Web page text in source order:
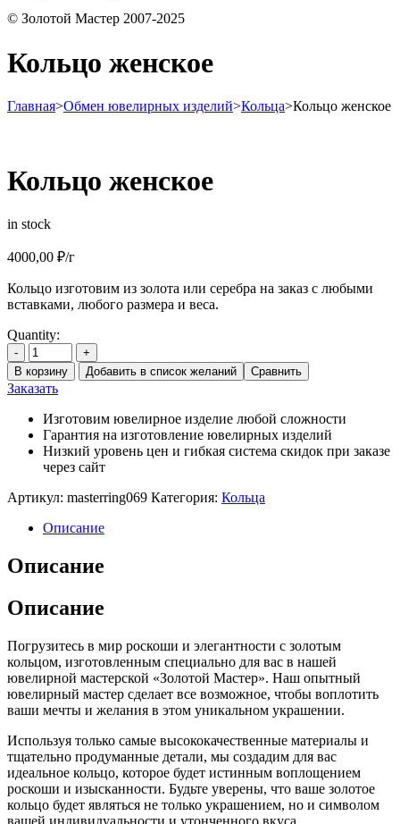
© Золотой Мастер 2007-2025
Кольцо женское
Главная>Обмен ювелирных изделий>Кольца>Кольцо женское
Кольцо женское
in stock
4000,00 ₽/г
Кольцо изготовим из золота или серебра на заказ с любыми
вставками, любого размера и веса.
Quantity:
-
+
В корзину
Добавить в список желаний Сравнить
Заказать
Изготовим ювелирное изделие любой сложности
Гарантия на изготовление ювелирных изделий
Низкий уровень цен и гибкая система скидок при заказе
через сайт
Артикул: masterring069 Категория: Кольца
Описание
Описание
Описание
Погрузитесь в мир роскоши и элегантности с золотым
кольцом, изготовленным специально для вас в нашей
ювелирной мастерской «Золотой Мастер». Наш опытный
ювелирный мастер сделает все возможное, чтобы воплотить
ваши мечты и желания в этом уникальном украшении.
Используя только самые высококачественные материалы и
тщательно продуманные детали, мы создадим для вас
идеальное кольцо, которое будет истинным воплощением
роскоши и изысканности. Будьте уверены, что ваше золотое
кольцо будет являться не только украшением, но и символом
вашей индивидуальности и утонченного вкуса.